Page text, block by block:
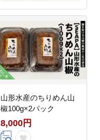
山形水産のちりめん山
椒100g×2パック
8,000円